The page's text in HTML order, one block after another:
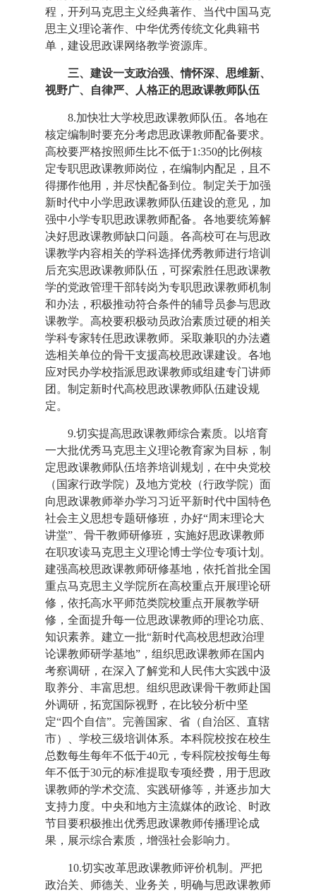
程，开列马克思主义经典著作、当代中国马克
思主义理论著作、中华优秀传统文化典籍书
单，建设思政课网络教学资源库。
三、建设一支政治强、情怀深、思维新、
视野广、自律严、人格正的思政课教师队伍
8.加快壮大学校思政课教师队伍。各地在
核定编制时要充分考虑思政课教师配备要求。
高校要严格按照师生比不低于1:350的比例核
定专职思政课教师岗位，在编制内配足，且不
得挪作他用，并尽快配备到位。制定关于加强
新时代中小学思政课教师队伍建设的意见，加
强中小学专职思政课教师配备。各地要统筹解
决好思政课教师缺口问题。各高校可在与思政
课教学内容相关的学科选择优秀教师进行培训
后充实思政课教师队伍，可探索胜任思政课教
学的党政管理干部转岗为专职思政课教师机制
和办法，积极推动符合条件的辅导员参与思政
课教学。高校要积极动员政治素质过硬的相关
学科专家转任思政课教师。采取兼职的办法遴
选相关单位的骨干支援高校思政课建设。各地
应对民办学校指派思政课教师或组建专门讲师
团。制定新时代高校思政课教师队伍建设规
定。
9.切实提高思政课教师综合素质。以培育
一大批优秀马克思主义理论教育家为目标，制
定思政课教师队伍培养培训规划，在中央党校
（国家行政学院）及地方党校（行政学院）面
向思政课教师举办学习习近平新时代中国特色
社会主义思想专题研修班，办好“周末理论大
讲堂”、骨干教师研修班，实施好思政课教师
在职攻读马克思主义理论博士学位专项计划。
建强高校思政课教师研修基地，依托首批全国
重点马克思主义学院所在高校重点开展理论研
修，依托高水平师范类院校重点开展教学研
修，全面提升每一位思政课教师的理论功底、
知识素养。建立一批“新时代高校思想政治理
论课教师研学基地”，组织思政课教师在国内
考察调研，在深入了解党和人民伟大实践中汲
取养分、丰富思想。组织思政课骨干教师赴国
外调研，拓宽国际视野，在比较分析中坚
定“四个自信”。完善国家、省（自治区、直辖
市）、学校三级培训体系。本科院校按在校生
总数每生每年不低于40元，专科院校按每生每
年不低于30元的标准提取专项经费，用于思政
课教师的学术交流、实践研修等，并逐步加大
支持力度。中央和地方主流媒体的政论、时政
节目要积极推出优秀思政课教师传播理论成
果，展示综合素质，增强社会影响力。
10.切实改革思政课教师评价机制。严把
政治关、师德关、业务关，明确与思政课教师